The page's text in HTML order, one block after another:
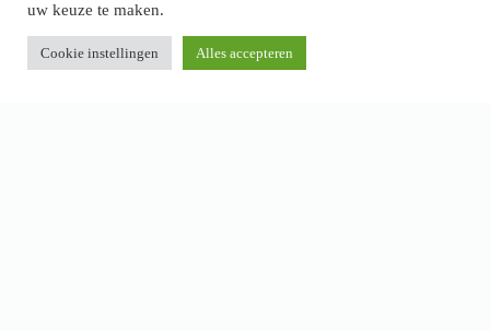
uw keuze te maken.
Cookie instellingen Alles accepteren